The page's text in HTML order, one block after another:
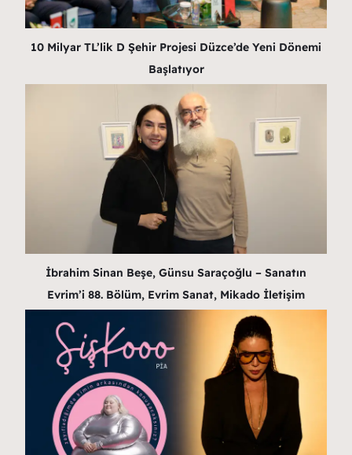
10 Milyar TL’lik D Şehir Projesi Düzce’de Yeni Dönemi
Başlatıyor
İbrahim Sinan Beşe, Günsu Saraçoğlu – Sanatın
Evrim’i 88. Bölüm, Evrim Sanat, Mikado İletişim